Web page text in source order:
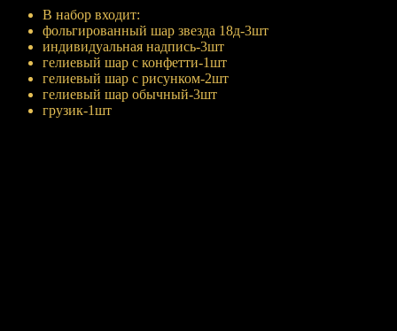
В набор входит:
фольгированный шар звезда 18д-3шт
индивидуальная надпись-3шт
гелиевый шар с конфетти-1шт
гелиевый шар с рисунком-2шт
гелиевый шар обычный-3шт
грузик-1шт